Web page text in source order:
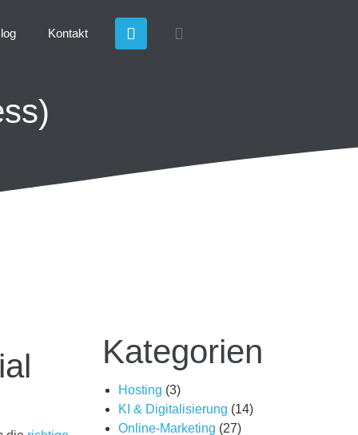
Kontakt
Kategorien
Hosting (3)
KI & Digitalisierung (14)
Online-Marketing (27)